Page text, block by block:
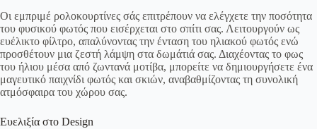
Οι εμπριμέ ρολοκουρτίνες σάς επιτρέπουν να ελέγχετε την ποσότητα
του φυσικού φωτός που εισέρχεται στο σπίτι σας. Λειτουργούν ως
ευέλικτο φίλτρο, απαλύνοντας την ένταση του ηλιακού φωτός ενώ
προσθέτουν μια ζεστή λάμψη στα δωμάτιά σας. Διαχέοντας το φως
του ήλιου μέσα από ζωντανά μοτίβα, μπορείτε να δημιουργήσετε ένα
μαγευτικό παιχνίδι φωτός και σκιών, αναβαθμίζοντας τη συνολική
ατμόσφαιρα του χώρου σας.
Ευελιξία στο Design